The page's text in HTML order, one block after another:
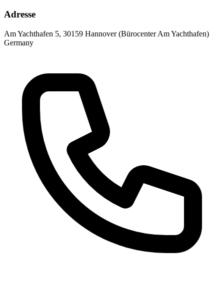
Adresse
Am Yachthafen 5, 30159 Hannover (Bürocenter Am Yachthafen)
Germany